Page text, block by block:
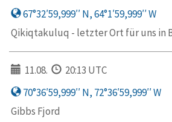
67°32′59,999′′ N, 64°1′59,999′′ W
Qikiqtakuluq - letzter Ort für uns in
11.08.
20:13 UTC
70°36′59,999′′ N, 72°36′59,999′′ W
Gibbs Fjord